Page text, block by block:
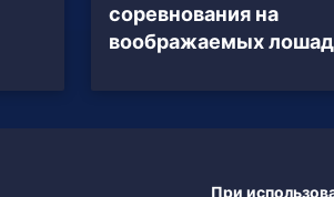
соревнования на
воображаемых
При